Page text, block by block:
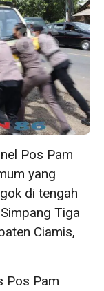
Pos Pam
yang
di tengah
Tiga
Ciamis,
Pos Pam